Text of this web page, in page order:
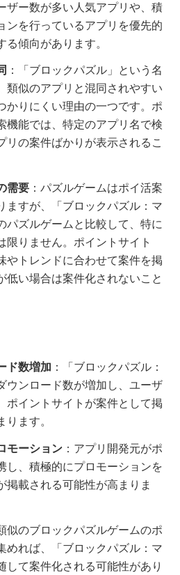
ザー数が多い人気アプリや、積
ンを行っているアプリを優先的
る傾向があります。
：「ブロックパズル」という名
類似のアプリと混同されやすい
かりにくい理由の一つです。ポ
機能では、特定のアプリ名で検
リの案件ばかりが表示されるこ
需要 ：パズルゲームはポイ活案
ますが、「ブロックパズル：マ
パズルゲームと比較して、特に
限りません。ポイントサイト
やトレンドに合わせて案件を掲
低い場合は案件化されないこと
ド数増加 ：「ブロックパズル：
ウンロード数が増加し、ユーザ
ポイントサイトが案件として掲
ります。
モーション ：アプリ開発元がポ
し、積極的にプロモーションを
掲載される可能性が高まりま
似のブロックパズルゲームのポ
めれば、「ブロックパズル：マ
して案件化される可能性があり